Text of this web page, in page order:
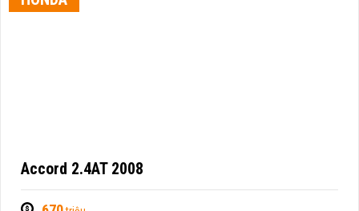
Accord 2.4AT 2008